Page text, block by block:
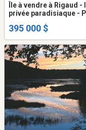
Île à vendre à Rigaud -
privée paradisiaque -
Rigaud
395 000 $